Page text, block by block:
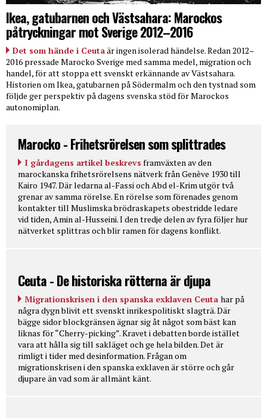
Ikea, gatubarnen och Västsahara: Marockos
påtryckningar mot Sverige 2012–2016
Det som hände i Ceutaär ingen isolerad händelse. Redan 2012–
2016 pressade Marocko Sverige med samma medel, migration och
handel, för att stoppa ett svenskt erkännande av Västsahara.
Historien om Ikea, gatubarnen på Södermalm och den tystnad som
följde ger perspektiv på dagens svenska stöd för Marockos
autonomiplan.
Marocko - Frihetsrörelsen som splittrades
I gårdagens artikel beskrevs framväxten av den
marockanska frihetsrörelsens nätverk från Genève 1930 till
Kairo 1947. Där ledarna al-Fassi och Abd el-Krim utgör två
grenar av samma rörelse. En rörelse som förenades genom
kontakter till Muslimska brödraskapets obestridde ledare
vid tiden, Amin al-Husseini. I den tredje delen av fyra följer hur
nätverket splittras och blir ramen för dagens konflikt.
Ceuta - De historiska rötterna är djupa
Migrationskrisen i den spanska exklaven Ceuta har på
några dygn blivit ett svenskt inrikespolitiskt slagträ. Där
bägge sidor blockgränsen ägnar sig åt något som bäst kan
liknas för “Cherry-picking”. Kravet i debatten borde istället
vara att hålla sig till sakläget och ge hela bilden. Det är
rimligt i tider med desinformation. Frågan om
migrationskrisen i den spanska exklaven är större och går
djupare än vad som är allmänt känt.